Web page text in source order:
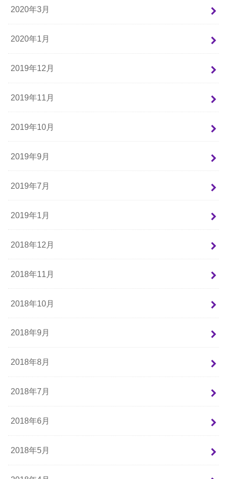
2020年3月
2020年1月
2019年12月
2019年11月
2019年10月
2019年9月
2019年7月
2019年1月
2018年12月
2018年11月
2018年10月
2018年9月
2018年8月
2018年7月
2018年6月
2018年5月